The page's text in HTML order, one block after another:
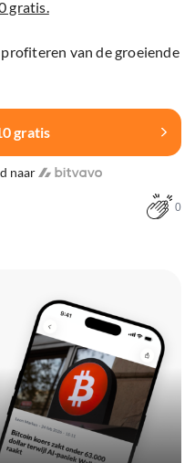
gratis.
van de groeiende
gratis
naar
0